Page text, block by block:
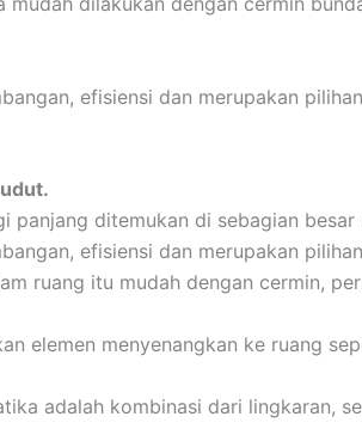
efisiensi dan merupakan
ditemukan di sebagian
efisiensi dan merupakan
ruang itu mudah dengan cermin,
elemen menyenangkan ke ruang
adalah kombinasi dari lingkaran,